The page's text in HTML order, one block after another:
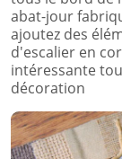
abat-jour
ajoutez des
d'escalier en
intéressante
décoration